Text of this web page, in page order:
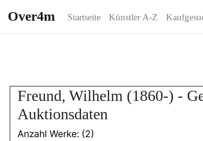
Over4m Startseite Künstler A-Z
Freund, Wilhelm (1860-) -
Auktionsdaten
Anzahl Werke: (2)